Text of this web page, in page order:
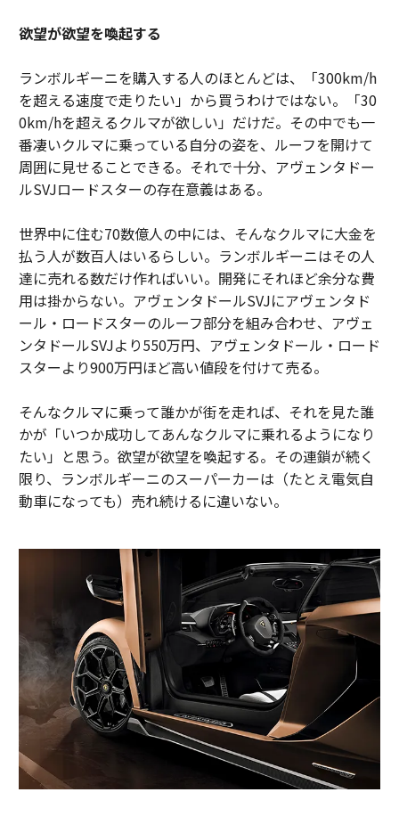
欲望が欲望を喚起する
ランボルギーニを購入する人のほとんどは、「300km/h
を超える速度で走りたい」から買うわけではない。「30
0km/hを超えるクルマが欲しい」だけだ。その中でも一
番凄いクルマに乗っている自分の姿を、ルーフを開けて
周囲に見せることできる。それで十分、アヴェンタドー
ルSVJロードスターの存在意義はある。
世界中に住む70数億人の中には、そんなクルマに大金を
払う人が数百人はいるらしい。ランボルギーニはその人
達に売れる数だけ作ればいい。開発にそれほど余分な費
用は掛からない。アヴェンタドールSVJにアヴェンタド
ール・ロードスターのルーフ部分を組み合わせ、アヴェ
ンタドールSVJより550万円、アヴェンタドール・ロード
スターより900万円ほど高い値段を付けて売る。
そんなクルマに乗って誰かが街を走れば、それを見た誰
かが「いつか成功してあんなクルマに乗れるようになり
たい」と思う。欲望が欲望を喚起する。その連鎖が続く
限り、ランボルギーニのスーパーカーは（たとえ電気自
動車になっても）売れ続けるに違いない。